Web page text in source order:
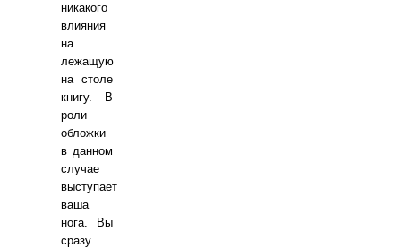
никакого
влияния
на
лежащую
на столе
книгу. В
роли
обложки
в данном
случае
выступает
ваша
нога. Вы
сразу